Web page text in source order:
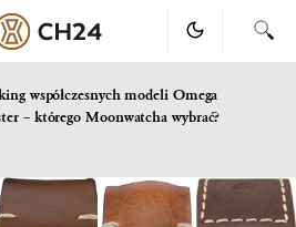
współczesnych modeli Omega
– którego Moonwatcha wybrać?